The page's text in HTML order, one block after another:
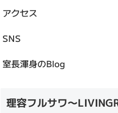
アクセス
SNS
室長渾身のBlog
理容フルサワ～